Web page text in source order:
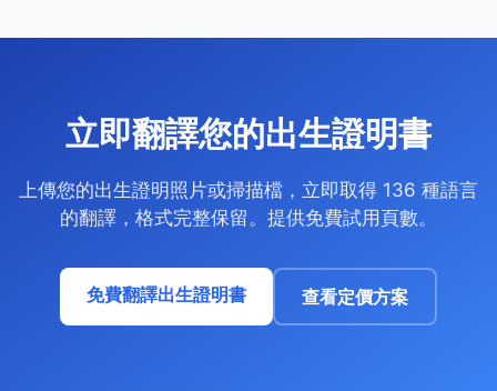
立即翻譯您的出生證明書
上傳您的出生證明照片或掃描檔，立即取得 136 種語言
的翻譯，格式完整保留。提供免費試用頁數。
免費翻譯出生證明書 查看定價方案